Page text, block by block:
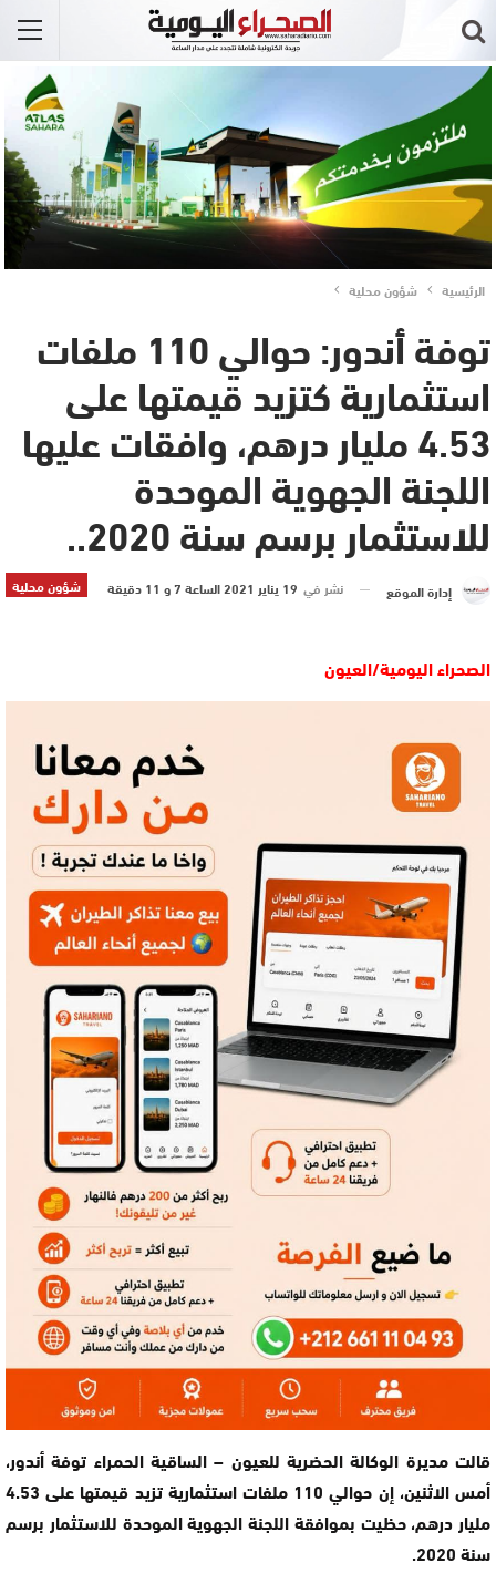
الرئيسية شؤون محلية
توفة أندور: حوالي 110 ملفات
استثمارية كتزيد قيمتها على
4.53 مليار درهم، وافقات عليها
اللجنة الجهوية الموحدة
للاستثمار برسم سنة 2020..
شؤون محلية إدارة الموقع نشر في 19 يناير 2021 الساعة 7 و 11 دقيقة
الصحراء اليومية/العيون
قالت مديرة الوكالة الحضرية للعيون – الساقية الحمراء توفة أندور،
أمس الاثنين، إن حوالي 110 ملفات استثمارية تزيد قيمتها على 4.53
مليار درهم، حظيت بموافقة اللجنة الجهوية الموحدة للاستثمار برسم
سنة 2020.